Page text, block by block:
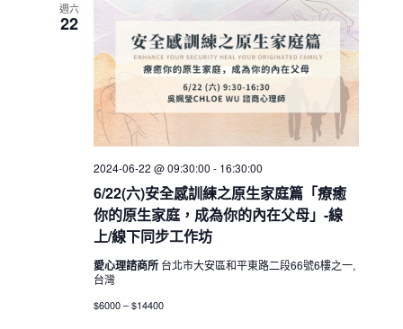
週六
22
6/22(六)安全感訓練之原生家庭篇「療癒
你的原生家庭，成為你的內在父母」-線
上/線下同步工作坊
2024-06-22 @ 09:30:00 - 16:30:00
愛心理諮商所 台北市大安區和平東路二段66號6樓之一,
台灣
$6000 – $14400